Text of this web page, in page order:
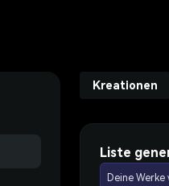
Kreationen
Liste
Deine